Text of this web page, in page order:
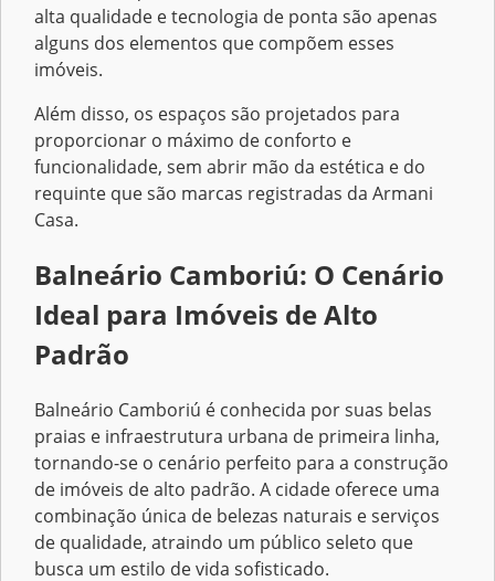
alta qualidade e tecnologia de ponta são apenas
alguns dos elementos que compõem esses
imóveis.
Além disso, os espaços são projetados para
proporcionar o máximo de conforto e
funcionalidade, sem abrir mão da estética e do
requinte que são marcas registradas da Armani
Casa.
Balneário Camboriú: O Cenário
Ideal para Imóveis de Alto
Padrão
Balneário Camboriú é conhecida por suas belas
praias e infraestrutura urbana de primeira linha,
tornando-se o cenário perfeito para a construção
de imóveis de alto padrão. A cidade oferece uma
combinação única de belezas naturais e serviços
de qualidade, atraindo um público seleto que
busca um estilo de vida sofisticado.